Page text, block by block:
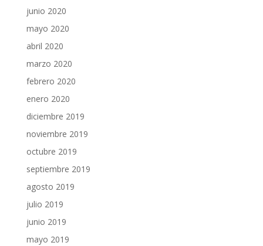
junio 2020
mayo 2020
abril 2020
marzo 2020
febrero 2020
enero 2020
diciembre 2019
noviembre 2019
octubre 2019
septiembre 2019
agosto 2019
julio 2019
junio 2019
mayo 2019